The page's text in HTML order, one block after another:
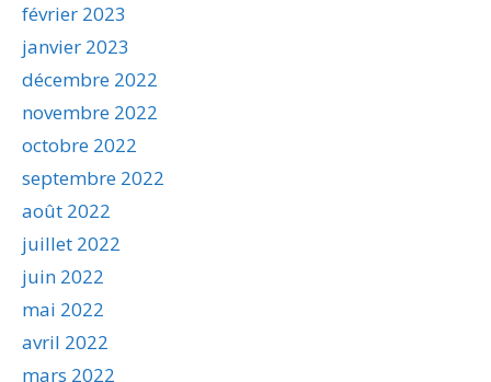
février 2023
janvier 2023
décembre 2022
novembre 2022
octobre 2022
septembre 2022
août 2022
juillet 2022
juin 2022
mai 2022
avril 2022
mars 2022